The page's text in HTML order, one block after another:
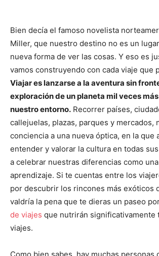
Bien decía el famoso novelista
Miller, que nuestro destino no es un
nueva forma de ver las cosas. Y eso es
vamos construyendo con cada viaje que
Viajar es lanzarse a la aventura sin
exploración de un planeta mil veces
nuestro entorno. Recorrer países,
callejuelas, plazas, parques y mercados,
conciencia a una nueva óptica, en la que
entender y valorar la cultura en todas
a celebrar nuestras diferencias como
aprendizaje. Si te cuentas entre los
por descubrir los rincones más exóticos
valdría la pena que te dieras un paseo
de viajes que nutrirán significativamente
viajes.